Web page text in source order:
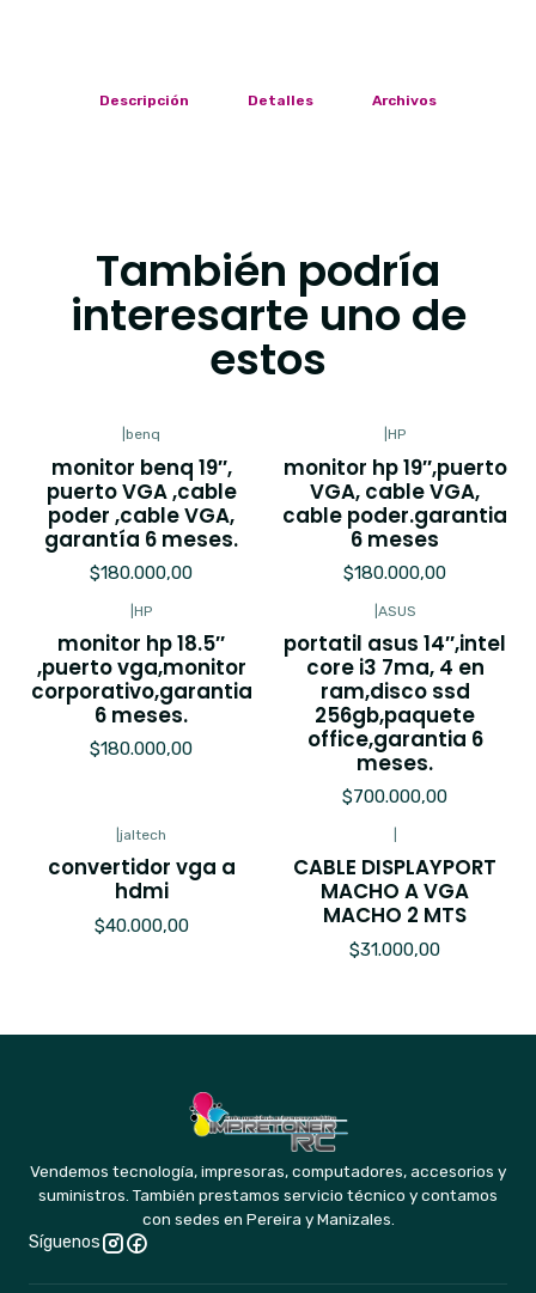
Descripción Detalles Archivos
También podría
interesarte uno de
estos
benq
monitor benq 19′′,
puerto VGA ,cable
poder ,cable VGA,
garantía 6 meses.
$180.000,00
HP
monitor hp 19′′,puerto
VGA, cable VGA,
cable poder.garantia
6 meses
$180.000,00
HP
monitor hp 18.5′′
,puerto vga,monitor
corporativo,garantia
6 meses.
$180.000,00
ASUS
portatil asus 14′′,intel
core i3 7ma, 4 en
ram,disco ssd
256gb,paquete
office,garantia 6
meses.
$700.000,00
jaltech
convertidor vga a
hdmi
$40.000,00
CABLE DISPLAYPORT
MACHO A VGA
MACHO 2 MTS
$31.000,00
Vendemos tecnología, impresoras, computadores, accesorios y
suministros. También prestamos servicio técnico y contamos
con sedes en Pereira y Manizales.
Síguenos